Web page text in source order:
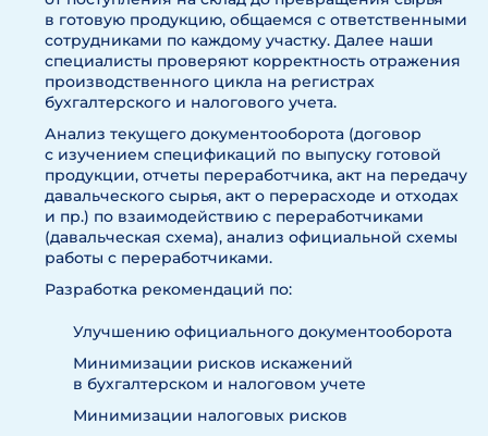
в готовую продукцию, общаемся с ответственными
сотрудниками по каждому участку. Далее наши
специалисты проверяют корректность отражения
производственного цикла на регистрах
бухгалтерского и налогового учета.
Анализ текущего документооборота (договор
с изучением спецификаций по выпуску готовой
продукции, отчеты переработчика, акт на передачу
давальческого сырья, акт о перерасходе и отходах
и пр.) по взаимодействию с переработчиками
(давальческая схема), анализ официальной схемы
работы с переработчиками.
Разработка рекомендаций по:
Улучшению официального документооборота
Минимизации рисков искажений
в бухгалтерском и налоговом учете
Минимизации налоговых рисков